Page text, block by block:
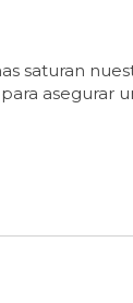
saturan
asegurar